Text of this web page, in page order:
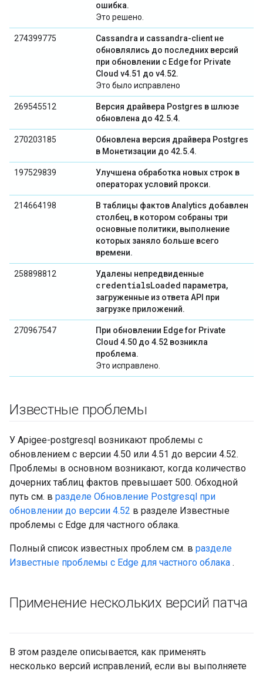
ошибка.
Это решено.
274399775
Cassandra и cassandra-client не
обновлялись до последних версий
при обновлении с Edge for Private
Cloud v4.51 до v4.52.
Это было исправлено
269545512
Версия драйвера Postgres в шлюзе
обновлена ​​до 42.5.4.
270203185
Обновлена ​​версия драйвера Postgres
в Монетизации до 42.5.4.
197529839
Улучшена обработка новых строк в
операторах условий прокси.
214664198
В таблицы фактов Analytics добавлен
столбец, в котором собраны три
основные политики, выполнение
которых заняло больше всего
времени.
258898812 Удалены непредвиденные
credentialsLoaded параметра,
загруженные из ответа API при
загрузке приложений.
270967547
При обновлении Edge for Private
Cloud 4.50 до 4.52 возникла
проблема.
Это исправлено.
Известные проблемы
У Apigee-postgresql возникают проблемы с
обновлением с версии 4.50 или 4.51 до версии 4.52.
Проблемы в основном возникают, когда количество
дочерних таблиц фактов превышает 500. Обходной
путь см. в разделе Обновление Postgresql при
обновлении до версии 4.52 в разделе Известные
проблемы с Edge для частного облака.
Полный список известных проблем см. в разделе
Известные проблемы с Edge для частного облака .
Применение нескольких версий патча
В этом разделе описывается, как применять
несколько версий исправлений, если вы выполняете